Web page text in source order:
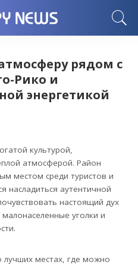
рядом с
Рико и
энергетикой
культурой,
атмосферой. Район
местом среди туристов и
насладиться аутентичной
настоящий дух
уголки и
лучших местах, где можно